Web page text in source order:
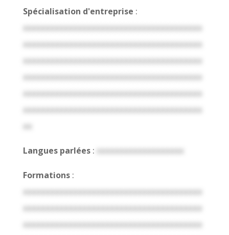
Spécialisation d'entreprise :
xxxxxxxxxxxxxxxxxxxxxxxxxxxxxxxxxxxxxxx
xxxxxxxxxxxxxxxxxxxxxxxxxxxxxxxxxxxxxxx
xxxxxxxxxxxxxxxxxxxxxxxxxxxxxxxxxxxxxxx
xxxxxxxxxxxxxxxxxxxxxxxxxxxxxxxxxxxxxxx
xxxxxxxxxxxxxxxxxxxxxxxxxxxxxxxxxxxxxxx
xxxxxxxxxxxxxxxxxxxxxxxxxxxxxxxxxxxxxxx
xx
Langues parlées: xxxxxxxxxxxxxxxxxxx
Formations:
xxxxxxxxxxxxxxxxxxxxxxxxxxxxxxxxxxxxxxx
xxxxxxxxxxxxxxxxxxxxxxxxxxxxxxxxxxxxxxx
xxxxxxxxxxxxxxxxxxxxxxxxxxxxxxxxxxxxxxx